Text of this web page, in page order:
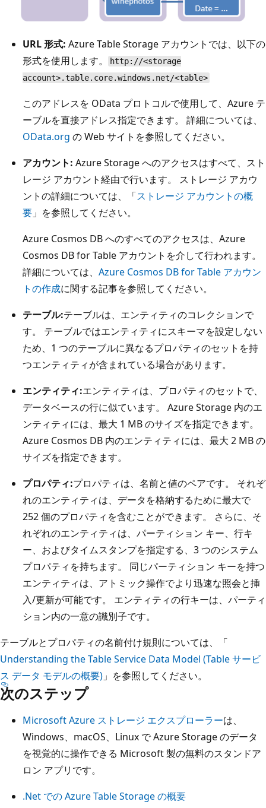
URL 形式: Azure Table Storage アカウントでは、以下の
形式を使用します。
http://<storage
account>.table.core.windows.net/<table>
このアドレスを OData プロトコルで使用して、Azure テ
ーブルを直接アドレス指定できます。 詳細については、
OData.org の Web サイトを参照してください。
アカウント: Azure Storage へのアクセスはすべて、スト
レージ アカウント経由で行います。 ストレージ アカウ
ントの詳細については、「ストレージ アカウントの概
要 」を参照してください。
Azure Cosmos DB へのすべてのアクセスは、Azure
Cosmos DB for Table アカウントを介して行われます。
詳細については、 Azure Cosmos DB for Table アカウン
トの作成に関する記事を参照してください。
テーブル:テーブルは、エンティティのコレクションで
す。 テーブルではエンティティにスキーマを設定しない
ため、1 つのテーブルに異なるプロパティのセットを持
つエンティティが含まれている場合があります。
エンティティ:エンティティは、プロパティのセットで、
データベースの行に似ています。 Azure Storage 内のエ
ンティティには、最大 1 MB のサイズを指定できます。
Azure Cosmos DB 内のエンティティには、最大 2 MB の
サイズを指定できます。
プロパティ:プロパティは、名前と値のペアです。 それぞ
れのエンティティは、データを格納するために最大で
252 個のプロパティを含むことができます。 さらに、そ
れぞれのエンティティは、パーティション キー、行キ
ー、およびタイムスタンプを指定する、3 つのシステム
プロパティを持ちます。 同じパーティション キーを持つ
エンティティは、アトミック操作でより迅速な照会と挿
入/更新が可能です。 エンティティの行キーは、パーティ
ション内の一意の識別子です。
テーブルとプロパティの名前付け規則については、「
Understanding the Table Service Data Model (Table サービ
ス データ モデルの概要) 」を参照してください。
次のステップ
Microsoft Azure ストレージ エクスプローラーは、
Windows、macOS、Linux で Azure Storage のデータ
を視覚的に操作できる Microsoft 製の無料のスタンドア
ロン アプリです。
.Net での Azure Table Storage の概要